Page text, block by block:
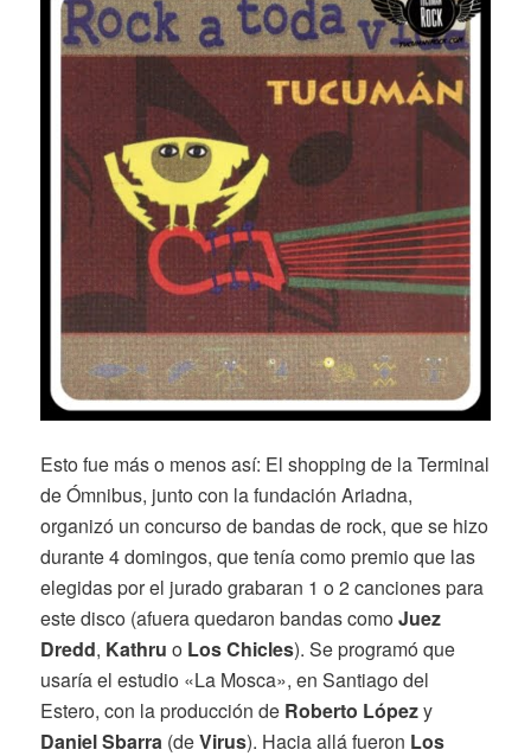
Esto fue más o menos así: El shopping de la Terminal
de Ómnibus, junto con la fundación Ariadna,
organizó un concurso de bandas de rock, que se hizo
durante 4 domingos, que tenía como premio que las
elegidas por el jurado grabaran 1 o 2 canciones para
este disco (afuera quedaron bandas comoJuez
Dredd, Kathru o Los Chicles). Se programó que
usaría el estudio «La Mosca», en Santiago del
Estero, con la producción de Roberto Lópezy
Daniel Sbarra(deVirus). Hacia allá fueron Los